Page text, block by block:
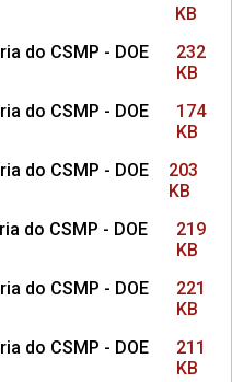
KB
do CSMP - DOE
232
KB
do CSMP - DOE
174
KB
do CSMP - DOE
203
KB
do CSMP - DOE
219
KB
do CSMP - DOE
221
KB
do CSMP - DOE
211
KB